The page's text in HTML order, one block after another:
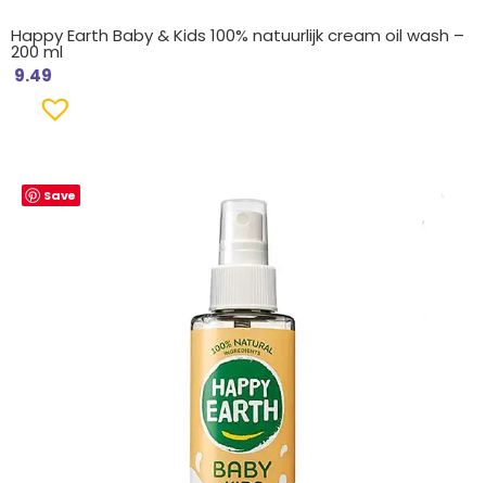
Happy Earth Baby & Kids 100% natuurlijk cream oil wash –
200 ml
9.49
Save